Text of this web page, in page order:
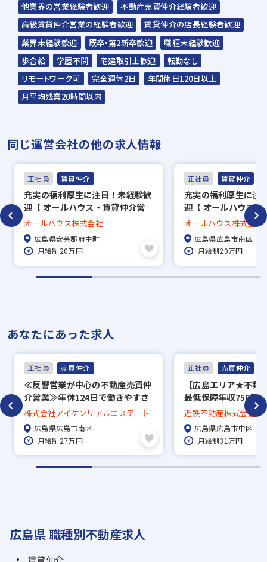
他業界の営業経験者歓迎
不動産売買仲介経験者歓迎
高級賃貸仲介営業の経験者歓迎
賃貸仲介の店長経験者歓迎
業界未経験歓迎
既卒・第2新卒歓迎
職種未経験歓迎
歩合給
学歴不問 宅建取引士歓迎
転勤なし
リモートワーク可
完全週休2日
年間休日120日以上
月平均残業20時間以内
同じ運営会社の他の求人情報
正社員 賃貸仲介
充実の福利厚生に注目！未経験歓
迎【 オールハウス・賃貸仲介営
業 】★完全週休2日制/年間休日
120日以上
オールハウス株式会社
広島県安芸郡府中町
月給制20万円
正社員 賃貸仲介
充実の福利厚生に注
迎【 オールハウス・
業 】★完全週休2日
120日以上
オールハウス株式会社
広島県広島市南区
月給制20万円
あなたにあった求人
正社員 売買仲介
≪反響営業が中心の不動産売買仲
介営業≫年休124日で働きやすさ
◎／業界経験不問／年収450万円
～／各種手当充実
株式会社アイケンリアルエステート
広島県広島市南区
月給制27万円
正社員 売買仲介
【広島エリア★不動
最低保障年収750万
1回あたり195万円／
配属★事業拡大の先
近鉄不動産株式会社
広島県広島市中区
月給制31万円
広島県 職種別不動産求人